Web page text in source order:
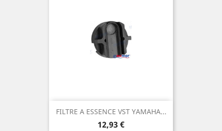
FILTRE A ESSENCE VST YAMAHA...
Prix
12,93 €